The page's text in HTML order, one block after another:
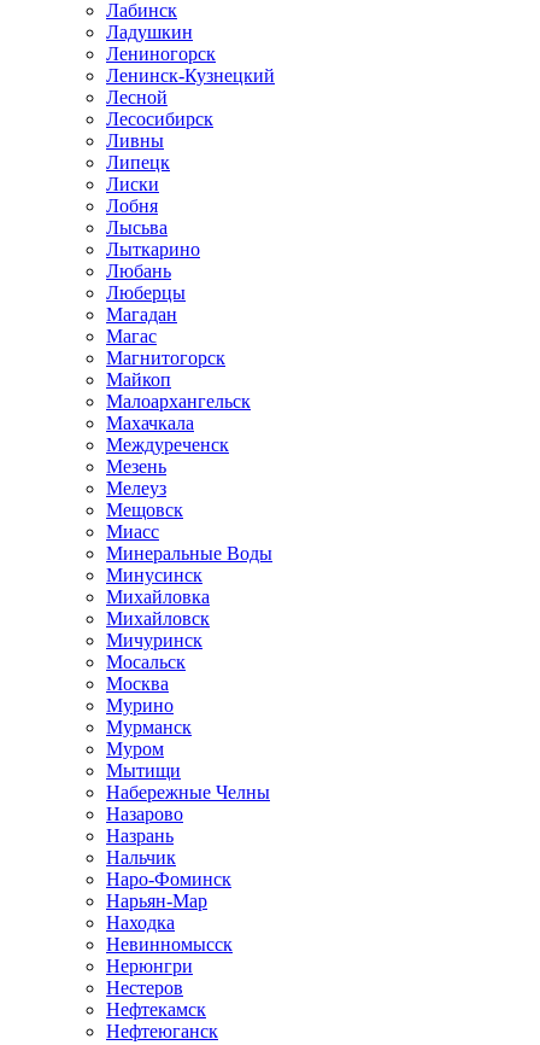
Лабинск
Ладушкин
Лениногорск
Ленинск-Кузнецкий
Лесной
Лесосибирск
Ливны
Липецк
Лиски
Лобня
Лысьва
Лыткарино
Любань
Люберцы
Магадан
Магас
Магнитогорск
Майкоп
Малоархангельск
Махачкала
Междуреченск
Мезень
Мелеуз
Мещовск
Миасс
Минеральные Воды
Минусинск
Михайловка
Михайловск
Мичуринск
Мосальск
Москва
Мурино
Мурманск
Муром
Мытищи
Набережные Челны
Назарово
Назрань
Нальчик
Наро-Фоминск
Нарьян-Мар
Находка
Невинномысск
Нерюнгри
Нестеров
Нефтекамск
Нефтеюганск